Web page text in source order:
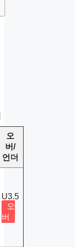
오
버/
언더
U3.5
오
버